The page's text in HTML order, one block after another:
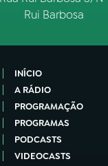
Rui Barbosa
INÍCIO
A RÁDIO
PROGRAMAÇÃO
PROGRAMAS
PODCASTS
VIDEOCASTS